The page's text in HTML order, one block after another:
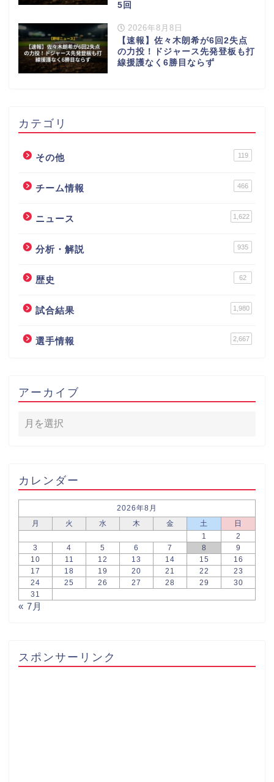
5回
2026年8月8日
【速報】佐々木朗希が6回2失点
の力投！ドジャース先発登板も打
線援護なく6勝目ならず
カテゴリ
その他 119
チーム情報 466
ニュース 1,622
分析・解説 935
歴史 62
試合結果 1,980
選手情報 2,667
アーカイブ
カレンダー
2026年8月
月
火 水 木 金 土
日
1
2
3
4 5 6 7 8
9
10
11 12 13 14 15
16
17
18 19 20 21 22
23
24
25 26 27 28 29
30
31
« 7月
スポンサーリンク